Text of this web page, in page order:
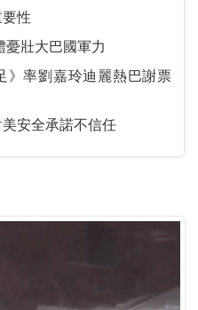
性
巴關係欠佳 媒體憂壯大巴國軍力
》率劉嘉玲迪麗熱巴謝票
安全承諾不信任